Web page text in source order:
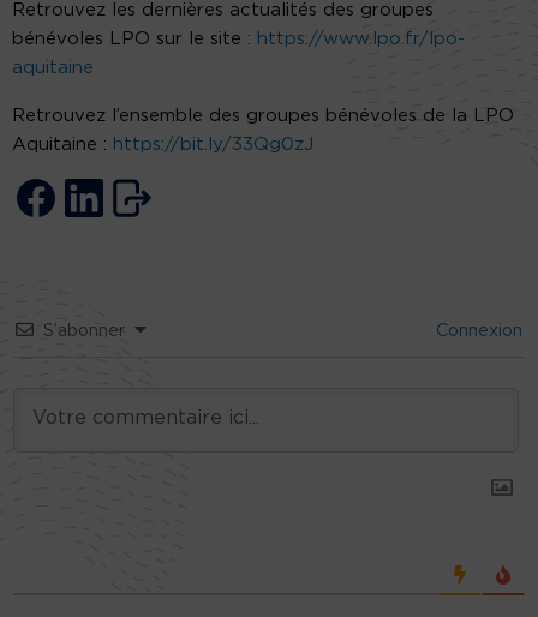
Retrouvez les dernières actualités des groupes
bénévoles LPO sur le site : https://www.lpo.fr/lpo-
aquitaine
Retrouvez l’ensemble des groupes bénévoles de la LPO
Aquitaine : https://bit.ly/33Qg0zJ
S’abonner Connexion